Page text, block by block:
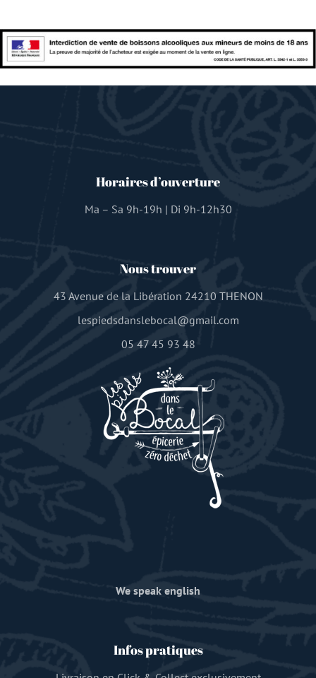
Horaires d’ouverture
Ma – Sa 9h-19h | Di 9h-12h30
Nous trouver
43 Avenue de la Libération 24210 THENON
lespiedsdanslebocal@gmail.com
05 47 45 93 48
We speak english
Infos pratiques